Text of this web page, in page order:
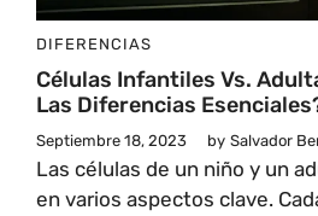
DIFERENCIAS
Células Infantiles Vs.
Las Diferencias
Septiembre 18, 2023 by Salvador
Las células de un niño y un
en varios aspectos clave.